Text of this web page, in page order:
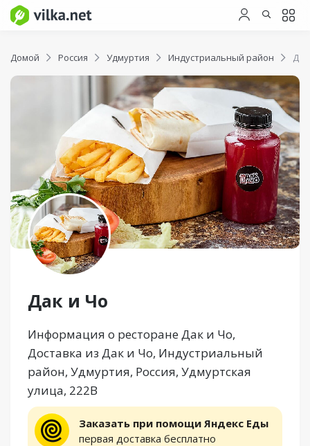
Домой Россия Удмуртия Индустриальный район
Дак и Чо
Информация о ресторане Дак и Чо,
Доставка из Дак и Чо, Индустриальный
район, Удмуртия, Россия, Удмуртская
улица, 222В
Заказать при помощи Яндекс Еды
первая доставка бесплатно